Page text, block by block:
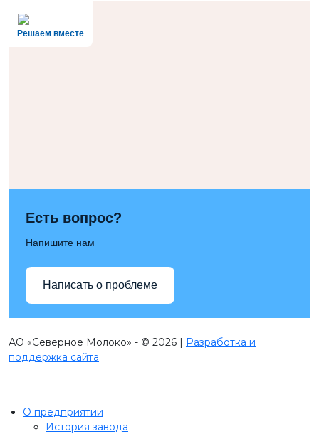
Решаем вместе
Есть вопрос?
Напишите нам
Написать о проблеме
АО «Северное Молоко» - © 2026 | Разработка и
поддержка сайта
О предприятии
История завода